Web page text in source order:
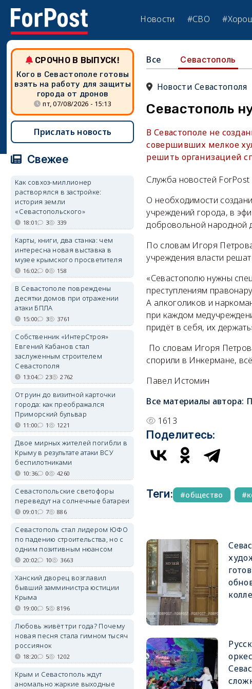
Новости #СВО
Все Севастополь
Новости Севастополя
Севастополь
В Севастополе не
совершивших мелкое
решить организацией
Служба новостей ForPost
О необходимости
учреждений города, в
добровольной народной
По словам Игоря
учреждения власти
«Севастополю нужны
преступлениям
А алкоголиков и
при каждом
придёт в себя, их
По словам Игоря
спорили в Инкермане,
Павел Истомин
Все материалы автора:
1613
Поделитесь:
Теги: общество
СРОЧНО В ВЫПУСК!
Кого в Севастополе готовы
взять на работу для защиты
города от дронов
пт, 07/08/2026 - 15:13
Прислать новость
Свежее
Как совхоз-миллионер
растворялся в застройке:
история земли
«Севастопольского»
18:01 3 339
Карты, книги, два станка: чем
интересна новая выставка в
музее крымского просветителя
16:02 0 158
В Севастополе повреждены
десятки домов при отражении
атаки БПЛА
15:00 3 3761
Собственник «ИнтерСтроя»
Евгений Кабанов стал
заслуженным строителем
Севастополя
13:04 23 2762
От руин до визитной карточки
города: как преображался
Приморский бульвар
11:00 1 1221
Двое мирных жителей погибли в
Крыму в результате атаки ВСУ
беспилотниками
10:36 0 4260
Севастопольские светофоры
переведут на солнечные батареи
09:01 7 886
Севастополь стал лидером ЮФО
по падению строительства, но с
одним позитивным нюансом
20:02 10 3663
Ханский дворец возглавил
бывший замминистра юстиции
Крыма
19:00 5 8196
Любовь живёт три года? Почему
новая песня стала гимном тысяч
россиянок
18:20 5 1202
Крым и Севастополь ждут
аномально жаркие выходные